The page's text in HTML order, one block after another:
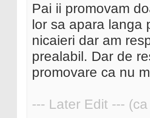
Pai ii promovam
lor sa apara langa
nicaieri dar am
prealabil. Dar de
promovare ca nu
--- Later Edit ---